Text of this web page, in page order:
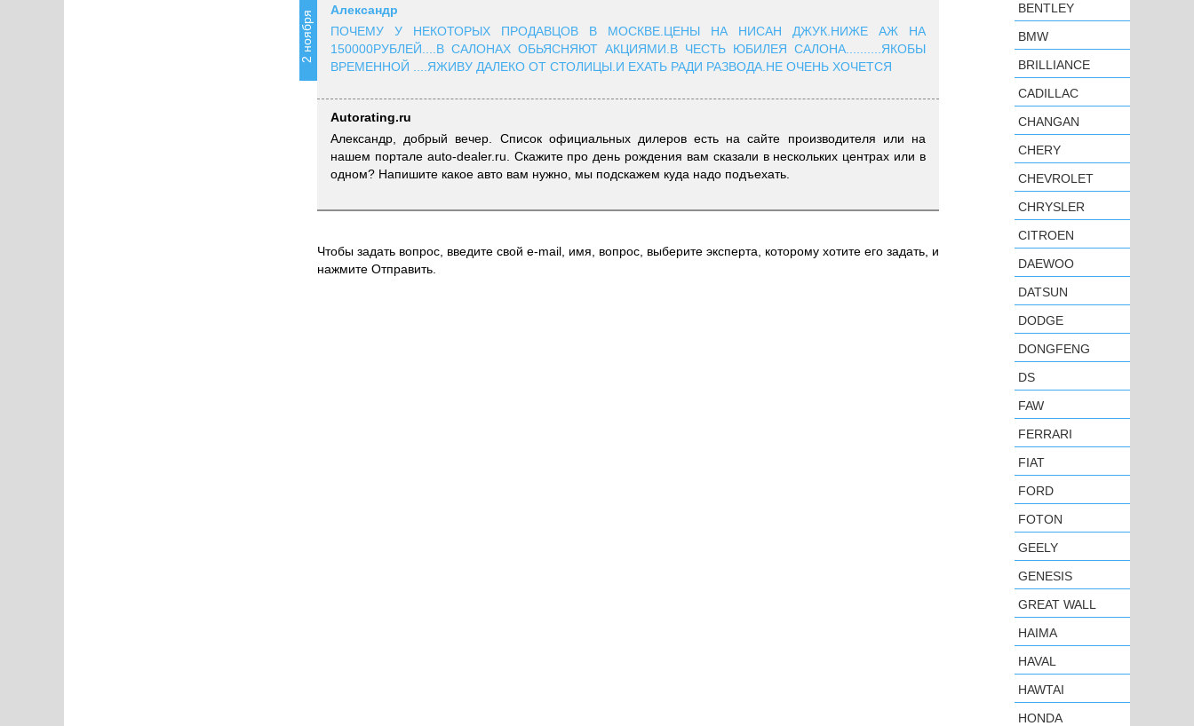
2 ноября
Александр
ПОЧЕМУ У НЕКОТОРЫХ ПРОДАВЦОВ В МОСКВЕ.ЦЕНЫ НА НИСАН ДЖУК.НИЖЕ АЖ НА
150000РУБЛЕЙ....В САЛОНАХ ОБЬЯСНЯЮТ АКЦИЯМИ.В ЧЕСТЬ ЮБИЛЕЯ САЛОНА..........ЯКОБЫ
ВРЕМЕННОЙ ....ЯЖИВУ ДАЛЕКО ОТ СТОЛИЦЫ.И ЕХАТЬ РАДИ РАЗВОДА.НЕ ОЧЕНЬ ХОЧЕТСЯ
Autorating.ru
Александр, добрый вечер. Список официальных дилеров есть на сайте производителя или на
нашем портале auto-dealer.ru. Скажите про день рождения вам сказали в нескольких центрах или в
одном? Напишите какое авто вам нужно, мы подскажем куда надо подъехать.
Чтобы задать вопрос, введите свой e-mail, имя, вопрос, выберите эксперта, которому хотите его задать, и
нажмите Отправить.
BENTLEY
BMW
BRILLIANCE
CADILLAC
CHANGAN
CHERY
CHEVROLET
CHRYSLER
CITROEN
DAEWOO
DATSUN
DODGE
DONGFENG
DS
FAW
FERRARI
FIAT
FORD
FOTON
GEELY
GENESIS
GREAT WALL
HAIMA
HAVAL
HAWTAI
HONDA